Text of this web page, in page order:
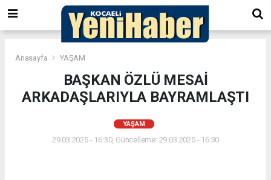
Anasayfa YAŞAM
BAŞKAN ÖZLÜ MESAİ
ARKADAŞLARIYLA BAYRAMLAŞTI
YAŞAM
29.03.2025 - 16:30, Güncelleme: 29.03.2025 - 16:30